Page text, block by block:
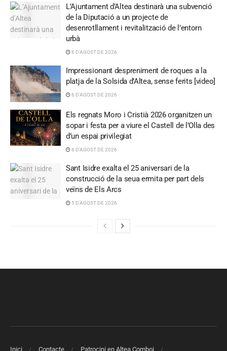
L’Ajuntament d’Altea destinarà una subvenció
de la Diputació a un projecte de
desenrotllament i revitalització de l’entorn
urbà
6 D'AGOST DE 2026
Impressionant despreniment de roques a la
platja de la Solsida d’Altea, sense ferits [video]
6 D'AGOST DE 2026
Els regnats Moro i Cristià 2026 organitzen un
sopar i festa per a viure el Castell de l’Olla des
d’un espai privilegiat
6 D'AGOST DE 2026
Sant Isidre exalta el 25 aniversari de la
construcció de la seua ermita per part dels
veïns de Els Arcs
5 D'AGOST DE 2026
Inici Contacte Patrocini en Altea Comboi